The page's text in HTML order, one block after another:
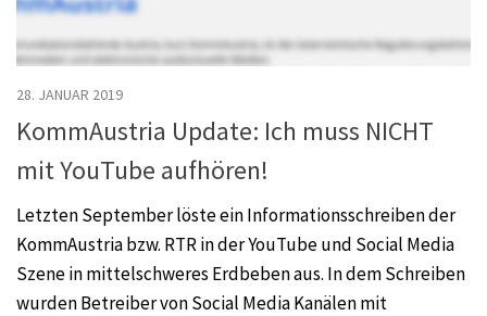
28. JANUAR 2019
KommAustria Update: Ich muss NICHT
mit YouTube aufhören!
Letzten September löste ein Informationsschreiben der
KommAustria bzw. RTR in der YouTube und Social Media
Szene in mittelschweres Erdbeben aus. In dem Schreiben
wurden Betreiber von Social Media Kanälen mit